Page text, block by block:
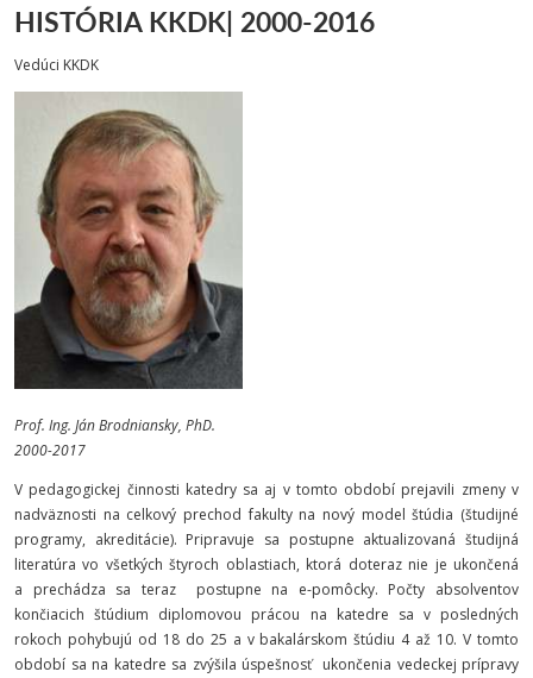
HISTÓRIA KKDK| 2000-2016
Vedúci KKDK
Prof. Ing. Ján Brodniansky, PhD.
2000-2017
V pedagogickej činnosti katedry sa aj v tomto období prejavili zmeny v
nadväznosti na celkový prechod fakulty na nový model štúdia (študijné
programy, akreditácie). Pripravuje sa postupne aktualizovaná študijná
literatúra vo všetkých štyroch oblastiach, ktorá doteraz nie je ukončená
a prechádza sa teraz postupne na e-pomôcky. Počty absolventov
končiacich štúdium diplomovou prácou na katedre sa v posledných
rokoch pohybujú od 18 do 25 a v bakalárskom štúdiu 4 až 10. V tomto
období sa na katedre sa zvýšila úspešnosť ukončenia vedeckej prípravy